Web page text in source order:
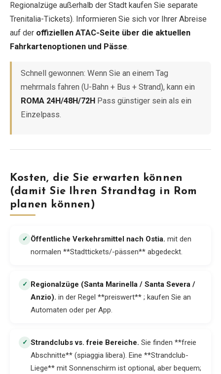
Regionalzüge außerhalb der Stadt kaufen Sie separate
Trenitalia-Tickets). Informieren Sie sich vor Ihrer Abreise
auf der offiziellen ATAC-Seite über die aktuellen
Fahrkartenoptionen und Pässe.
Schnell gewonnen: Wenn Sie an einem Tag
mehrmals fahren (U-Bahn + Bus + Strand), kann ein
ROMA 24H/48H/72H Pass günstiger sein als ein
Einzelpass.
Kosten, die Sie erwarten können
(damit Sie Ihren Strandtag in Rom
planen können)
✓ Öffentliche Verkehrsmittel nach Ostia. mit den
normalen **Stadttickets/-pässen** abgedeckt.
✓ Regionalzüge (Santa Marinella / Santa Severa /
Anzio). in der Regel **preiswert** ; kaufen Sie an
Automaten oder per App.
✓ Strandclubs vs. freie Bereiche. Sie finden **freie
Abschnitte** (spiaggia libera). Eine **Strandclub-
Liege** mit Sonnenschirm ist optional, aber bequem;